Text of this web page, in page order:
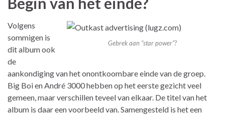
Gebrek aan “star power”?
Volgens
sommigen is
dit album ook
de
aankondiging van het onontkoombare einde van de groep.
Big Boi en André 3000 hebben op het eerste gezicht veel
gemeen, maar verschillen teveel van elkaar. De titel van het
album is daar een voorbeeld van. Samengesteld is het een